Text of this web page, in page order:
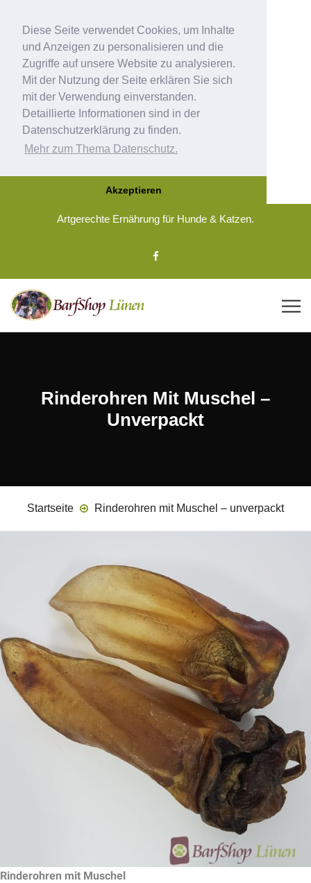
Diese Seite verwendet Cookies, um Inhalte
und Anzeigen zu personalisieren und die
Zugriffe auf unsere Website zu analysieren.
Mit der Nutzung der Seite erklären Sie sich
mit der Verwendung einverstanden.
Detaillierte Informationen sind in der
Datenschutzerklärung zu finden.
Mehr zum Thema Datenschutz.
Akzeptieren
Artgerechte Ernährung für Hunde & Katzen.
Rinderohren Mit Muschel –
Unverpackt
Startseite Rinderohren mit Muschel – unverpackt
Rinderohren mit Muschel